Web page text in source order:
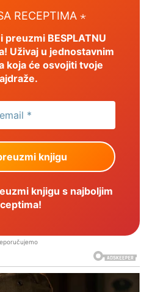
RECEPTIMA ⋆
preuzmi BESPLATNU
Uživaj u jednostavnim
koja će osvojiti tvoje
knjigu s najboljim